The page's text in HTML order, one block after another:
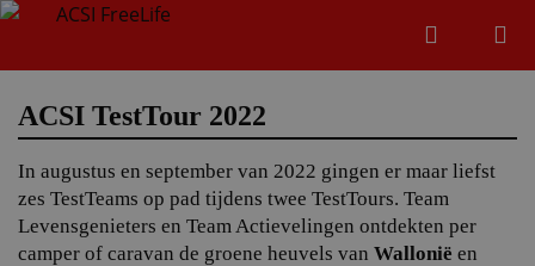
Zoeken
ACSI TestTour 2022
In augustus en september van 2022 gingen er maar liefst
zes TestTeams op pad tijdens twee TestTours. Team
Levensgenieters en Team Actievelingen ontdekten per
camper of caravan de groene heuvels van Wallonië en